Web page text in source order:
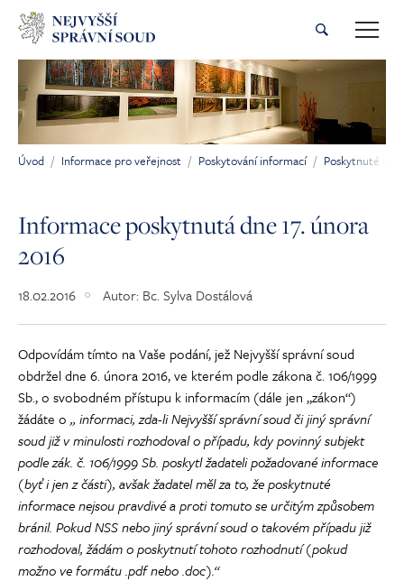
Přeskočit na hlavní obsah
Jsi tady:
Úvod Informace pro veřejnost Poskytování informací Poskytnuté
Informace poskytnutá dne 17. února
2016
18.02.2016 Autor: Bc. Sylva Dostálová
Odpovídám tímto na Vaše podání, jež Nejvyšší správní soud
obdržel dne 6. února 2016, ve kterém podle zákona č. 106/1999
Sb., o svobodném přístupu k informacím (dále jen „zákon“)
žádáte o „ informaci, zda-li Nejvyšší správní soud či jiný správní
soud již v minulosti rozhodoval o případu, kdy povinný subjekt
podle zák. č. 106/1999 Sb. poskytl žadateli požadované informace
(byť i jen z části), avšak žadatel měl za to, že poskytnuté
informace nejsou pravdivé a proti tomuto se určitým způsobem
bránil. Pokud NSS nebo jiný správní soud o takovém případu již
rozhodoval, žádám o poskytnutí tohoto rozhodnutí (pokud
možno ve formátu .pdf nebo .doc).“